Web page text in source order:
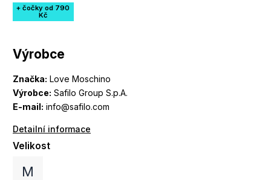
Výrobce
Značka: Love Moschino
Výrobce: Safilo Group S.p.A.
E-mail: info@safilo.com
Detailní informace
+ čočky od 790
Kč
Velikost
M